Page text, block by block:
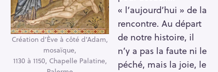
Création d’Ève à côté d’Adam,
mosaïque,
1130 à 1150, Chapelle Palatine,
« l’aujourd’hui » de la
rencontre. Au départ
de notre histoire, il
n’y a pas la faute ni le
péché, mais la joie, le